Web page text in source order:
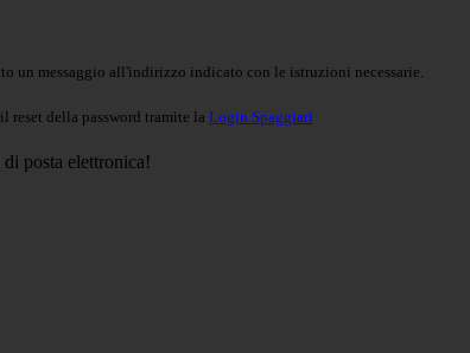
un messaggio all'indirizzo indicato con le istruzioni necessarie.
reset della password tramite la Login Spaggiari
posta elettronica!